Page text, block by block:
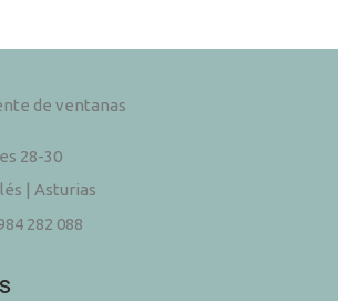
28-30
| Asturias
282 088